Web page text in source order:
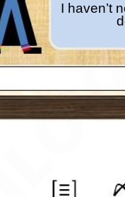
I haven’t